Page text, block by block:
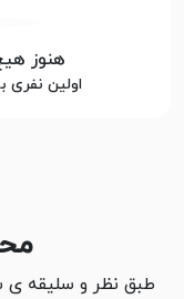
هنوز
اولین نفری
طبق نظر و سلیقه ی